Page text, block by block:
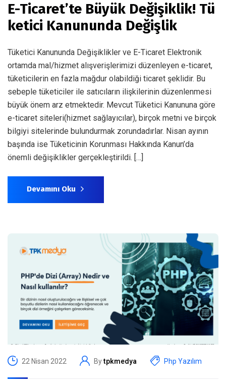
E-Ticaret’te Büyük Değişiklik! Tü
ketici Kanununda Değişlik
Tüketici Kanununda Değişiklikler ve E-Ticaret Elektronik
ortamda mal/hizmet alışverişlerimizi düzenleyen e-ticaret,
tüketicilerin en fazla mağdur olabildiği ticaret şeklidir. Bu
sebeple tüketiciler ile satıcıların ilişkilerinin düzenlenmesi
büyük önem arz etmektedir. Mevcut Tüketici Kanununa göre
e-ticaret siteleri(hizmet sağlayıcılar), birçok metni ve birçok
bilgiyi sitelerinde bulundurmak zorundadırlar. Nisan ayının
başında ise Tüketicinin Korunması Hakkında Kanun’da
önemli değişiklikler gerçekleştirildi. […]
Devamını Oku
22 Nisan 2022 Bytpkmedya Php Yazılım